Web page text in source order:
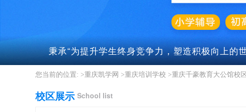
秉承“为提升学生终身竞争力，塑造积极向上
您当前的位置: >重庆凯学网 >重庆培训学校 >重庆千豪教育大公馆校区
校区展示 School list